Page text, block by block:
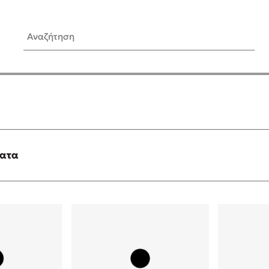
Αναζήτηση
είναι «το πρόβλημα»
Συγχαρητήρια, Πέθανες!